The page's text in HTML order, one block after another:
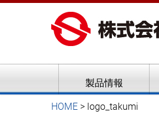
ピアスナット
新城製作所
製品情報
HOME > logo_takumi